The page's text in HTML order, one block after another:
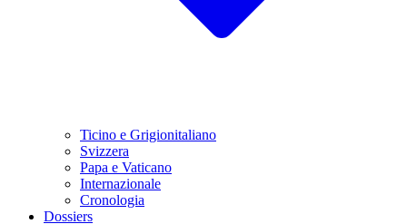
Ticino e Grigionitaliano
Svizzera
Papa e Vaticano
Internazionale
Cronologia
Dossiers